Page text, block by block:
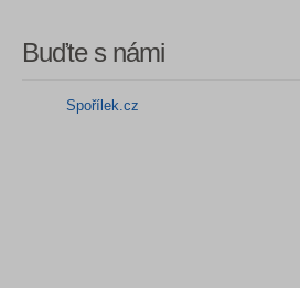
Buďte s námi
Spořílek.cz